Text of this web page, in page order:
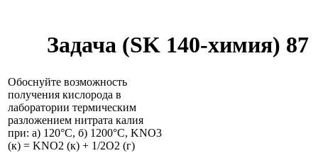
Задача (SK 140-химия) 87
Обоснуйте возможность
получения кислорода в
лаборатории термическим
разложением нитрата калия
при: а) 120°С, б) 1200°С, KNO3
(к) = KNO2 (к) + 1/2O2 (г)